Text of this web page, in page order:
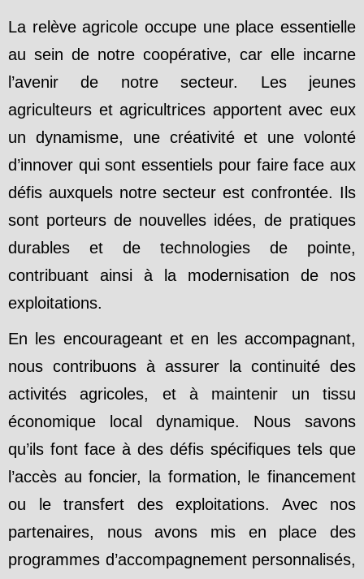
La relève agricole occupe une place essentielle
au sein de notre coopérative, car elle incarne
l’avenir de notre secteur. Les jeunes
agriculteurs et agricultrices apportent avec eux
un dynamisme, une créativité et une volonté
d’innover qui sont essentiels pour faire face aux
défis auxquels notre secteur est confrontée. Ils
sont porteurs de nouvelles idées, de pratiques
durables et de technologies de pointe,
contribuant ainsi à la modernisation de nos
exploitations.
En les encourageant et en les accompagnant,
nous contribuons à assurer la continuité des
activités agricoles, et à maintenir un tissu
économique local dynamique. Nous savons
qu’ils font face à des défis spécifiques tels que
l’accès au foncier, la formation, le financement
ou le transfert des exploitations. Avec nos
partenaires, nous avons mis en place des
programmes d’accompagnement personnalisés,